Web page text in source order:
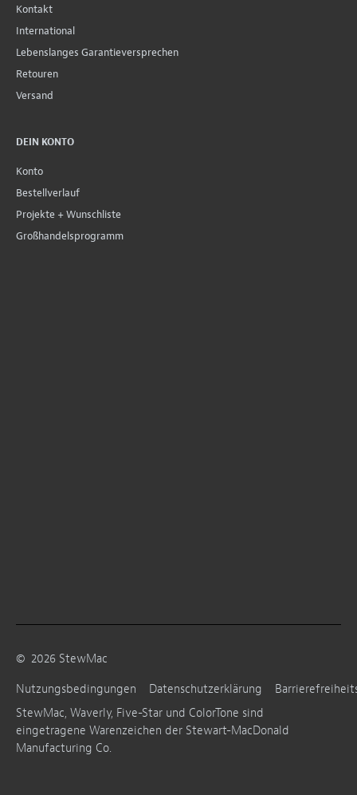
Kontakt
International
Lebenslanges Garantieversprechen
Retouren
Versand
DEIN KONTO
Konto
Bestellverlauf
Projekte + Wunschliste
Großhandelsprogramm
© 2026 StewMac
Nutzungsbedingungen
Datenschutzerklärung
StewMac, Waverly, Five-Star und ColorTone sind
eingetragene Warenzeichen der Stewart-MacDonald
Manufacturing Co.